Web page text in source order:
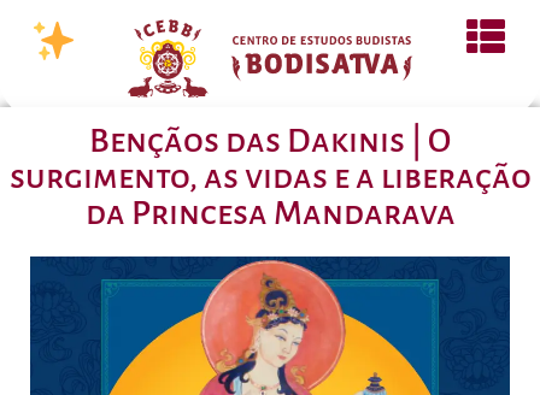
Bençãos das Dakinis | O
surgimento, as vidas e a liberação
da Princesa Mandarava